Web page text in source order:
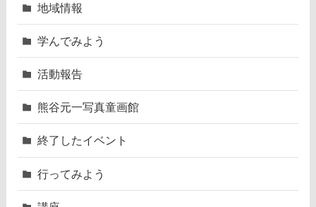
地域情報
学んでみよう
活動報告
熊谷元一写真童画館
終了したイベント
行ってみよう